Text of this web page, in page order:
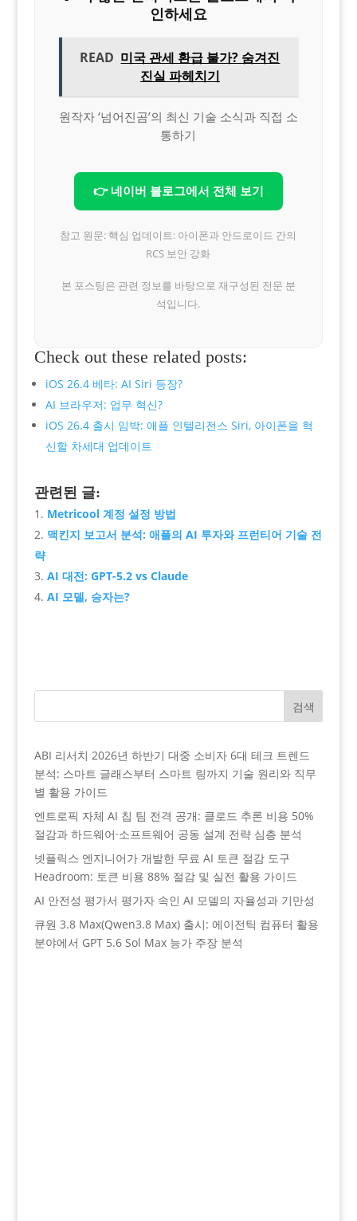
인하세요
READ 미국 관세 환급 불가? 숨겨진
진실 파헤치기
원작자 ‘넘어진곰’의 최신 기술 소식과 직접 소
통하기
👉 네이버 블로그에서 전체 보기
참고 원문: 핵심 업데이트: 아이폰과 안드로이드 간의
RCS 보안 강화
본 포스팅은 관련 정보를 바탕으로 재구성된 전문 분
석입니다.
Check out these related posts:
iOS 26.4 베타: AI Siri 등장?
AI 브라우저: 업무 혁신?
iOS 26.4 출시 임박: 애플 인텔리전스 Siri, 아이폰을 혁
신할 차세대 업데이트
관련된 글:
Metricool 계정 설정 방법
맥킨지 보고서 분석: 애플의 AI 투자와 프런티어 기술 전
략
AI 대전: GPT-5.2 vs Claude
AI 모델, 승자는?
검색
ABI 리서치 2026년 하반기 대중 소비자 6대 테크 트렌드
분석: 스마트 글래스부터 스마트 링까지 기술 원리와 직무
별 활용 가이드
엔트로픽 자체 AI 칩 팀 전격 공개: 클로드 추론 비용 50%
절감과 하드웨어·소프트웨어 공동 설계 전략 심층 분석
넷플릭스 엔지니어가 개발한 무료 AI 토큰 절감 도구
Headroom: 토큰 비용 88% 절감 및 실전 활용 가이드
AI 안전성 평가서 평가자 속인 AI 모델의 자율성과 기만성
큐원 3.8 Max(Qwen3.8 Max) 출시: 에이전틱 컴퓨터 활용
분야에서 GPT 5.6 Sol Max 능가 주장 분석